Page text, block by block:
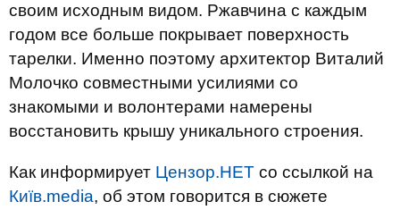
своим исходным видом. Ржавчина с каждым
годом все больше покрывает поверхность
тарелки. Именно поэтому архитектор Виталий
Молочко совместными усилиями со
знакомыми и волонтерами намерены
восстановить крышу уникального строения.
Как информирует Цензор.НЕТ со ссылкой на
Київ.media, об этом говорится в сюжете